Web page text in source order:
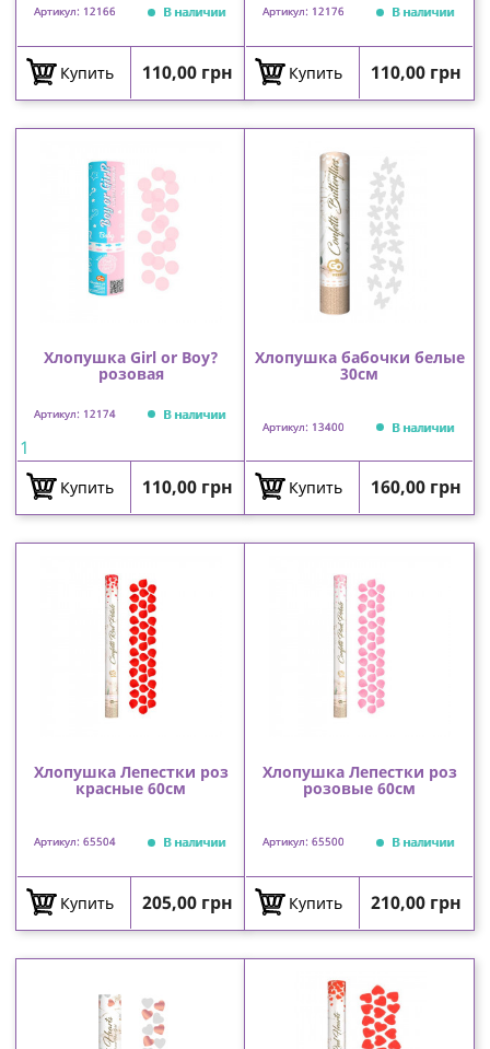
Артикул: 12166 В наличии
Купить Цена
110,00 грн
Артикул: 12176 В наличии
Купить Цена
110,00 грн
Хлопушка Girl or Boy?
розовая
Артикул: 12174 В наличии
1
Купить Цена
110,00 грн
Хлопушка бабочки белые
30см
Артикул: 13400 В наличии
Купить Цена
160,00 грн
Хлопушка Лепестки роз
красные 60см
Артикул: 65504 В наличии
Купить Цена
205,00 грн
Хлопушка Лепестки роз
розовые 60см
Артикул: 65500 В наличии
Купить Цена
210,00 грн